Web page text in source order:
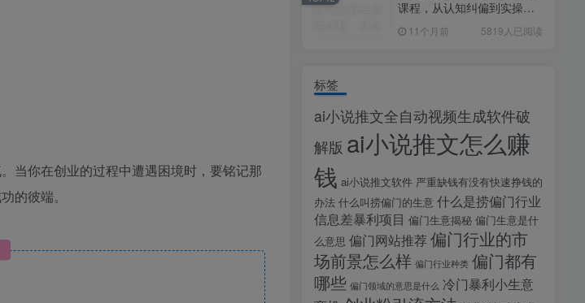
当你在创业的过程中遭遇困境时，要铭记那
的彼端。
课程，从认知纠偏到实操落
11个月前 5819人已阅读
标签
ai小说推文全自动视频生成软件破
解版 ai小说推文怎么赚
钱 ai小说推文软件 严重缺钱有没有快速挣钱的
办法 什么叫捞偏门的生意 什么是捞偏门行业
信息差暴利项目 偏门生意揭秘 偏门生意是什
么意思 偏门网站推荐 偏门行业的市
场前景怎么样 偏门行业种类 偏门都有
哪些 偏门领域的意思是什么 冷门暴利小生意